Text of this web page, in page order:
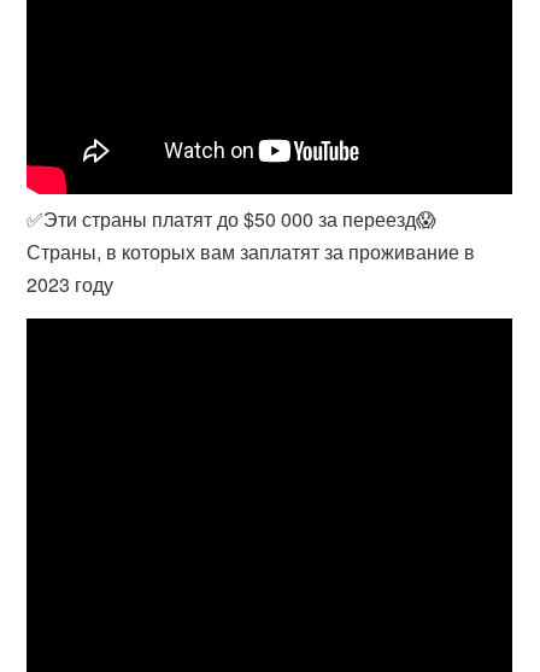
✅Эти страны платят до $50 000 за переезд😱
Страны, в которых вам заплатят за проживание в
2023 году